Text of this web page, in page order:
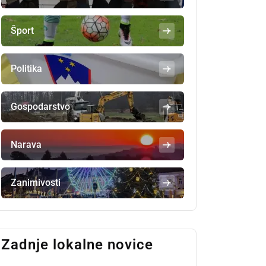
Šport
Politika
Gospodarstvo
Narava
Zanimivosti
Zadnje lokalne novice